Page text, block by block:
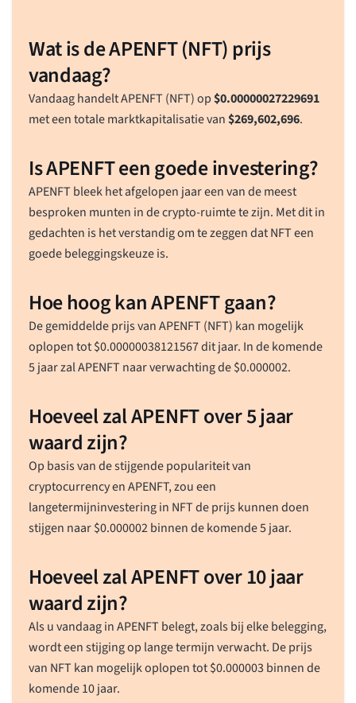
Wat is de APENFT (NFT) prijs
vandaag?
Vandaag handelt APENFT (NFT) op$0.00000027229691
met een totale marktkapitalisatie van$269,602,696.
Is APENFT een goede investering?
APENFT bleek het afgelopen jaar een van de meest
besproken munten in de crypto-ruimte te zijn. Met dit in
gedachten is het verstandig om te zeggen dat NFT een
goede beleggingskeuze is.
Hoe hoog kan APENFT gaan?
De gemiddelde prijs van APENFT (NFT) kan mogelijk
oplopen tot$0.00000038121567dit jaar. In de komende
5 jaar zal APENFT naar verwachting de$0.000002.
Hoeveel zal APENFT over 5 jaar
waard zijn?
Op basis van de stijgende populariteit van
cryptocurrency en APENFT, zou een
langetermijninvestering in NFT de prijs kunnen doen
stijgen naar$0.000002binnen de komende 5 jaar.
Hoeveel zal APENFT over 10 jaar
waard zijn?
Als u vandaag in APENFT belegt, zoals bij elke belegging,
wordt een stijging op lange termijn verwacht. De prijs
van NFT kan mogelijk oplopen tot$0.000003 binnen de
komende 10 jaar.